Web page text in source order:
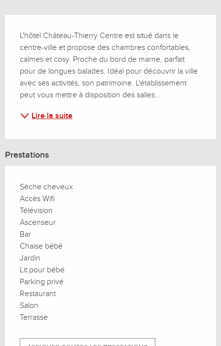
L'hôtel Château-Thierry Centre est situé dans le
centre-ville et propose des chambres confortables,
calmes et cosy. Proche du bord de marne, parfait
pour de longues balades. Idéal pour découvrir la ville
avec ses activités, son patrimoine. L'établissement
peut vous mettre à disposition des salles...
Lire la suite
Prestations
Sèche cheveux
Accès Wifi
Télévision
Ascenseur
Bar
Chaise bébé
Jardin
Lit pour bébé
Parking privé
Restaurant
Salon
Terrasse